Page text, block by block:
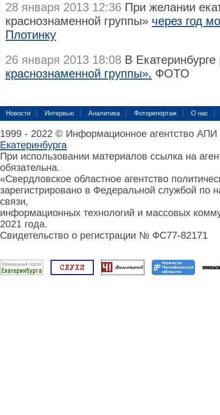
28 января 2013 12:36 При желании
краснознаменной группы» через год
Плотинку
26 января 2013 18:08 В
краснознаменной группы». ФОТО
Новости Интервью Аналитика Фоторепортаж О нас
1999 - 2022 © Информационное агентство
Екатеринбурга
При использовании материалов ссылка на
обязательна.
«Свердловское областное агентство
зарегистрировано в Федеральной службой по
связи,
информационных технологий и массовых
2021 года.
Свидетельство о регистрации № ФС77-82171